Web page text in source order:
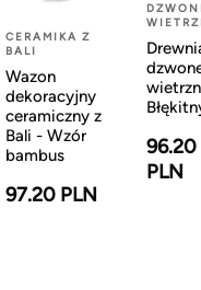
CERAMIKA Z
BALI
Wazon
dekoracyjny
ceramiczny z
Bali - Wzór
bambus
97.20 PLN
96.20
PLN